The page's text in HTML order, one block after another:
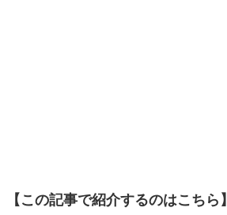
【この記事で紹介するのはこちら】